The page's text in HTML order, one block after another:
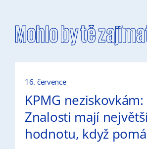
Mohlo by tě
16. července
KPMG neziskovkám:
Znalosti mají
hodnotu, když